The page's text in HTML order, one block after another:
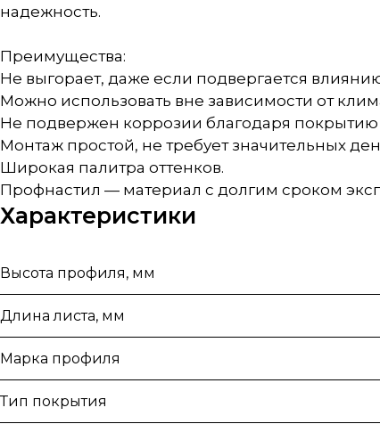
надежность.
Преимущества:
Не выгорает, даже если подвергается
Можно использовать вне зависимости от
Не подвержен коррозии благодаря
Монтаж простой, не требует значительных
Широкая палитра оттенков.
Профнастил — материал с долгим сроком
Характеристики
Высота профиля, мм
Длина листа, мм
Марка профиля
Тип покрытия